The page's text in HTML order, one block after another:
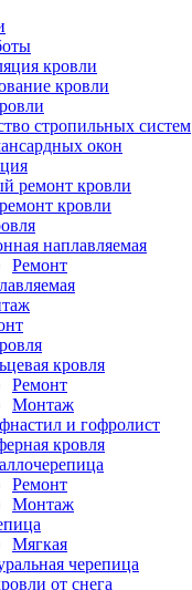
кровли
кровли
стропильных систем
окон
ремонт кровли
кровли
наплавляемая
Ремонт
кровля
Ремонт
Монтаж
и гофролист
кровля
Ремонт
Монтаж
Мягкая
черепица
от снега